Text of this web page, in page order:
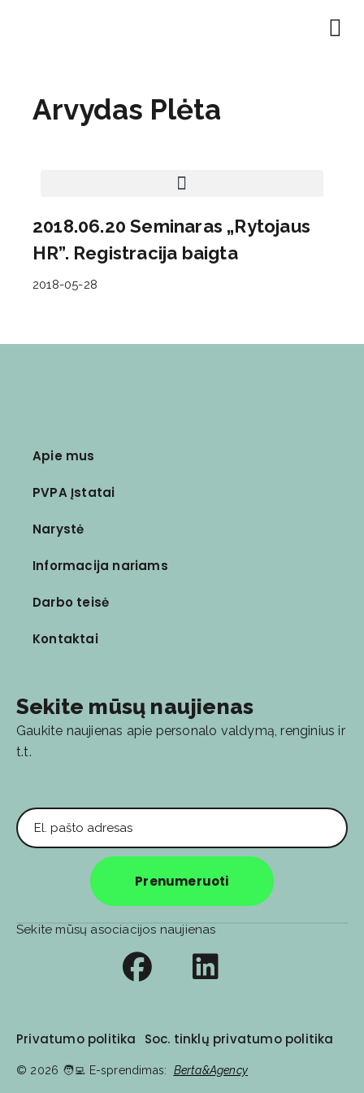
Arvydas Plėta
2018.06.20 Seminaras „Rytojaus
HR”. Registracija baigta
2018-05-28
Apie mus
PVPA Įstatai
Narystė
Informacija nariams
Darbo teisė
Kontaktai
Sekite mūsų naujienas
Gaukite naujienas apie personalo valdymą, renginius ir
t.t.
Prenumeruoti
Privatumo politika Soc. tinklų privatumo politika
© 2026 🧑‍💻️ E-sprendimas: Berta&Agency
Sekite mūsų asociacijos naujienas